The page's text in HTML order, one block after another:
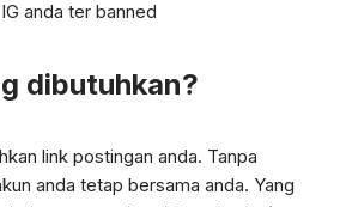
anda ter banned
dibutuhkan?
link postingan anda. Tanpa
anda tetap bersama anda. Yang